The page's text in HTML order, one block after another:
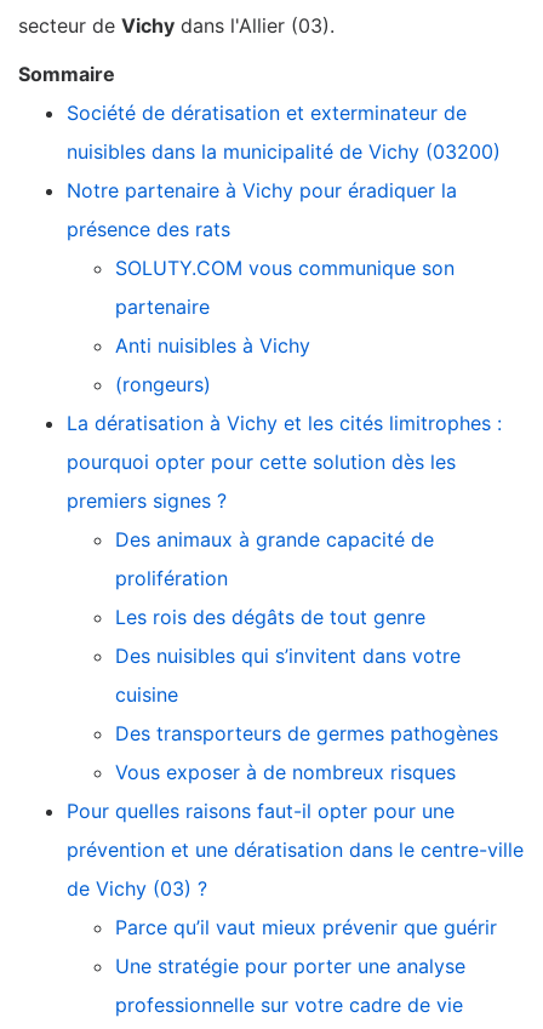
secteur de Vichy dans l'Allier (03).
Sommaire
Société de dératisation et exterminateur de
nuisibles dans la municipalité de Vichy (03200)
Notre partenaire à Vichy pour éradiquer la
présence des rats
SOLUTY.COM vous communique son
partenaire
Anti nuisibles à Vichy
(rongeurs)
La dératisation à Vichy et les cités limitrophes :
pourquoi opter pour cette solution dès les
premiers signes ?
Des animaux à grande capacité de
prolifération
Les rois des dégâts de tout genre
Des nuisibles qui s’invitent dans votre
cuisine
Des transporteurs de germes pathogènes
Vous exposer à de nombreux risques
Pour quelles raisons faut-il opter pour une
prévention et une dératisation dans le centre-ville
de Vichy (03) ?
Parce qu’il vaut mieux prévenir que guérir
Une stratégie pour porter une analyse
professionnelle sur votre cadre de vie